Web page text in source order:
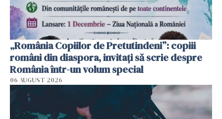
„România Copiilor de Pretutindeni”: copiii
români din diaspora, invitați să scrie despre
România într-un volum special
06 AUGUST 2026